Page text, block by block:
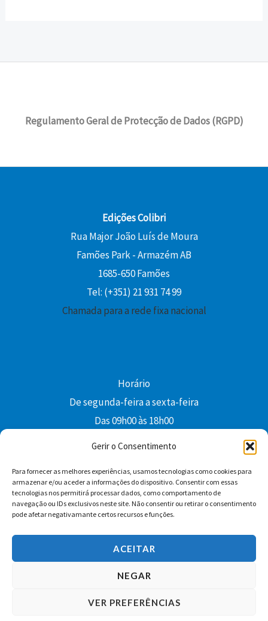
Gerir o Consentimento
Para fornecer as melhores experiências, usamos tecnologias como cookies para
armazenar e/ou aceder a informações do dispositivo. Consentir com essas
tecnologias nos permitirá processar dados, como comportamento de
navegação ou IDs exclusivos neste site. Não consentir ou retirar o consentimento
pode afetar negativamante certos recursos e funções.
ACEITAR
NEGAR
VER PREFERÊNCIAS
Regulamento Geral de Protecção de Dados (RGPD)
Edições Colibri
Rua Major João Luís de Moura
Famões Park - Armazém AB
1685-650 Famões
Tel: (+351) 21 931 74 99
Chamada para a rede fixa nacional
Horário
De segunda-feira a sexta-feira
Das 09h00 às 18h00
Facebook YouTube Instagram
Whatsapp
Condições Gerais de Venda
Copyright © 2026 Edições Colibri